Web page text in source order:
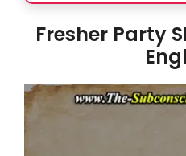
Fresher Party